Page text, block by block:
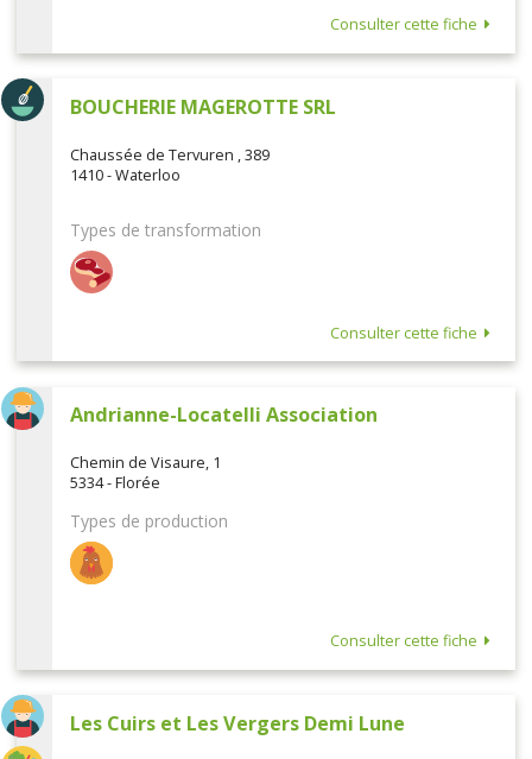
Consulter cette fiche
BOUCHERIE MAGEROTTE SRL
Chaussée de Tervuren , 389
1410 - Waterloo
Types de transformation
Consulter cette fiche
Andrianne-Locatelli Association
Chemin de Visaure, 1
5334 - Florée
Types de production
Consulter cette fiche
Les Cuirs et Les Vergers Demi Lune